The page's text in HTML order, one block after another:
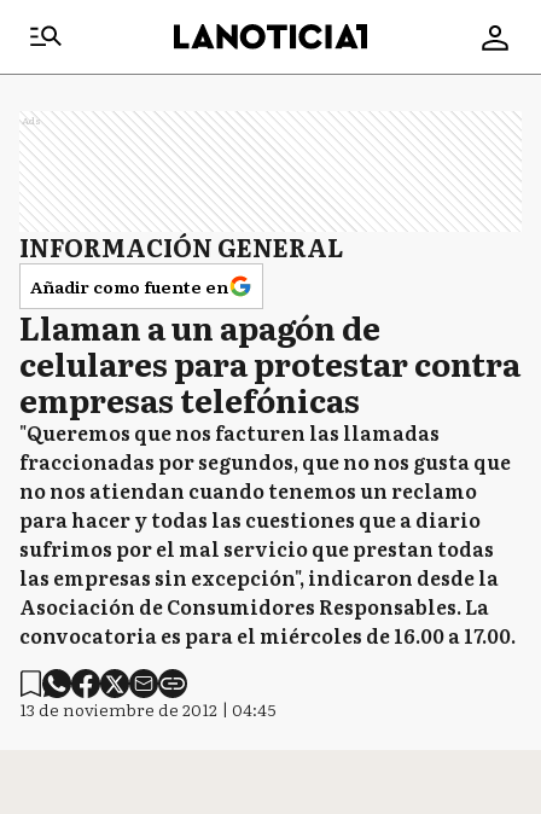
Ads
INFORMACIÓN GENERAL
Añadir como fuente en
Llaman a un apagón de
celulares para protestar contra
empresas telefónicas
"Queremos que nos facturen las llamadas
fraccionadas por segundos, que no nos gusta que
no nos atiendan cuando tenemos un reclamo
para hacer y todas las cuestiones que a diario
sufrimos por el mal servicio que prestan todas
las empresas sin excepción", indicaron desde la
Asociación de Consumidores Responsables. La
convocatoria es para el miércoles de 16.00 a 17.00.
13 de noviembre de 2012 | 04:45